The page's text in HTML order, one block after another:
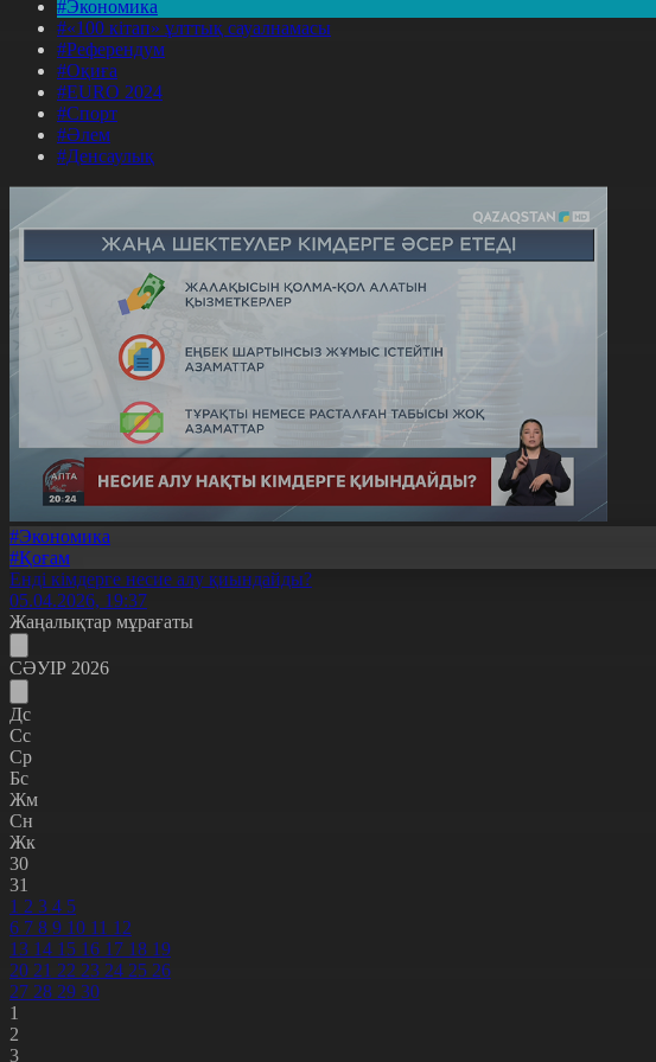
#Экономика
#«100 кітап» ұлттық сауалнамасы
#Референдум
#Оқиға
#EURO 2024
#Спорт
#Әлем
#Денсаулық
#Экономика
#Қоғам
Енді кімдерге несие алу қиындайды?
05.04.2026, 19:37
Жаңалықтар мұрағаты
СӘУІР 2026
Дс
Сс
Ср
Бс
Жм
Сн
Жк
30
31
1 2 3 4 5
6 7 8 9 10 11 12
13 14 15 16 17 18 19
20 21 22 23 24 25 26
27 28 29 30
1
2
3